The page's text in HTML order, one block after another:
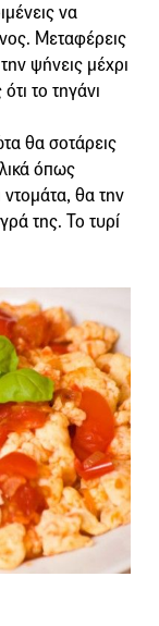
να
Μεταφέρεις
ψήνεις μέχρι
το τηγάνι
θα σοτάρεις
όπως
ντομάτα, θα την
της. Το τυρί